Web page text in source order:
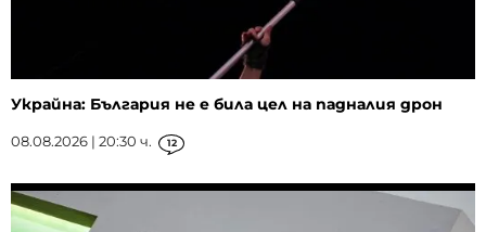
Украйна: България не е била цел на падналия дрон
08.08.2026 | 20:30 ч. 12